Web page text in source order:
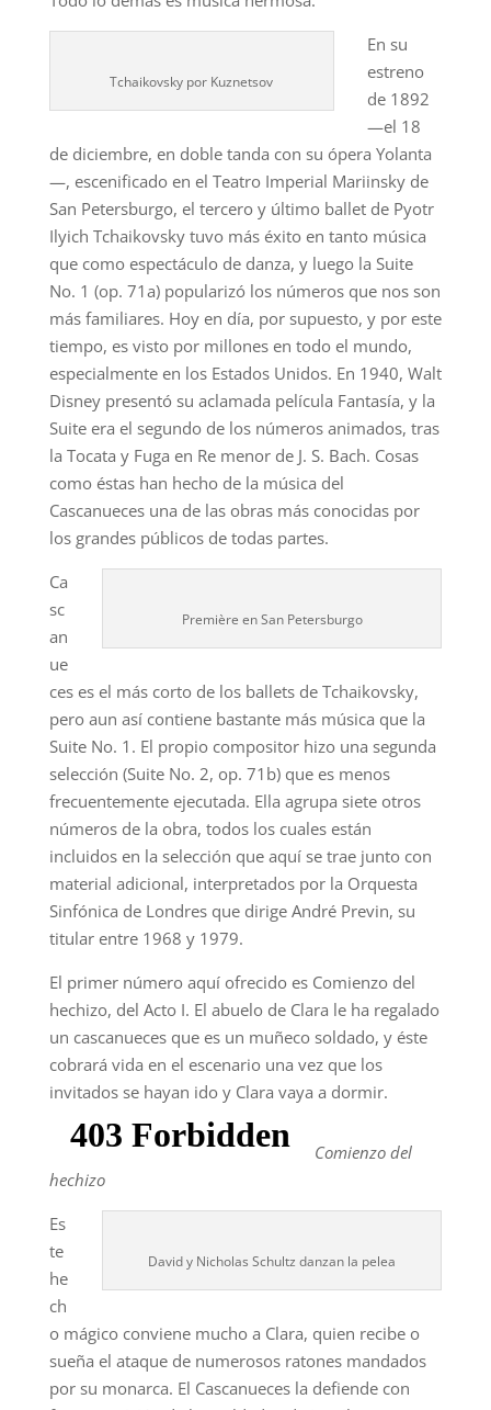
Tchaikovsky por Kuznetsov
En su
estreno
de 1892
—el 18
de diciembre, en doble tanda con su ópera Yolanta
—, escenificado en el Teatro Imperial Mariinsky de
San Petersburgo, el tercero y último ballet de Pyotr
Ilyich Tchaikovsky tuvo más éxito en tanto música
que como espectáculo de danza, y luego la Suite
No. 1 (op. 71a) popularizó los números que nos son
más familiares. Hoy en día, por supuesto, y por este
tiempo, es visto por millones en todo el mundo,
especialmente en los Estados Unidos. En 1940, Walt
Disney presentó su aclamada película Fantasía, y la
Suite era el segundo de los números animados, tras
la Tocata y Fuga en Re menor de J. S. Bach. Cosas
como éstas han hecho de la música del
Cascanueces una de las obras más conocidas por
los grandes públicos de todas partes.
Première en San Petersburgo
Ca
sc
an
ue
ces es el más corto de los ballets de Tchaikovsky,
pero aun así contiene bastante más música que la
Suite No. 1. El propio compositor hizo una segunda
selección (Suite No. 2, op. 71b) que es menos
frecuentemente ejecutada. Ella agrupa siete otros
números de la obra, todos los cuales están
incluidos en la selección que aquí se trae junto con
material adicional, interpretados por la Orquesta
Sinfónica de Londres que dirige André Previn, su
titular entre 1968 y 1979.
El primer número aquí ofrecido es Comienzo del
hechizo, del Acto I. El abuelo de Clara le ha regalado
un cascanueces que es un muñeco soldado, y éste
cobrará vida en el escenario una vez que los
invitados se hayan ido y Clara vaya a dormir.
Comienzo del
hechizo
David y Nicholas Schultz danzan la pelea
Es
te
he
ch
o mágico conviene mucho a Clara, quien recibe o
sueña el ataque de numerosos ratones mandados
por su monarca. El Cascanueces la defiende con